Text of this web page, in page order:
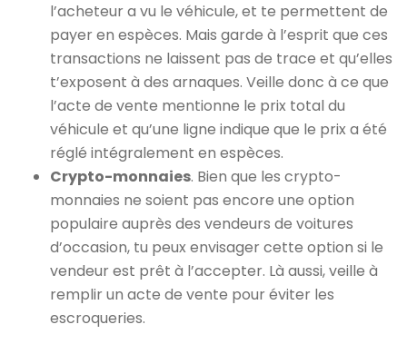
l’acheteur a vu le véhicule, et te permettent de
payer en espèces. Mais garde à l’esprit que ces
transactions ne laissent pas de trace et qu’elles
t’exposent à des arnaques. Veille donc à ce que
l’acte de vente mentionne le prix total du
véhicule et qu’une ligne indique que le prix a été
réglé intégralement en espèces.
Crypto-monnaies. Bien que les crypto-
monnaies ne soient pas encore une option
populaire auprès des vendeurs de voitures
d’occasion, tu peux envisager cette option si le
vendeur est prêt à l’accepter. Là aussi, veille à
remplir un acte de vente pour éviter les
escroqueries.